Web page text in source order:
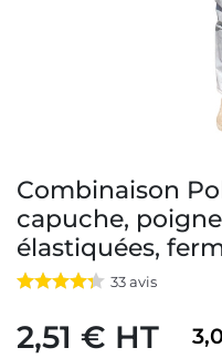
Combinaison
capuche,
élastiquées,
33avis
2,51 € HT